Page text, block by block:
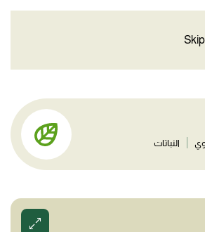
النباتات